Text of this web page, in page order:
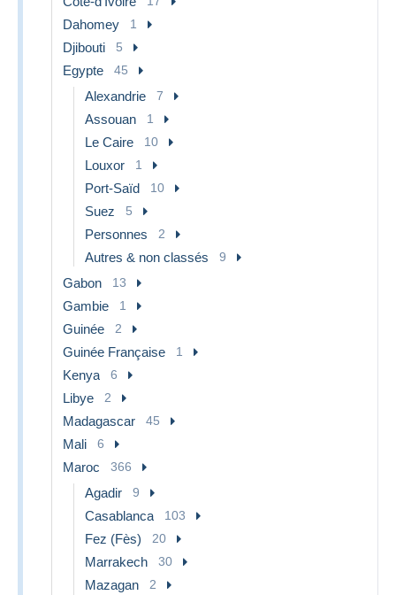
Dahomey 1
Djibouti 5
Egypte 45
Alexandrie 7
Assouan 1
Le Caire 10
Louxor 1
Port-Saïd 10
Suez 5
Personnes 2
Autres & non classés 9
Gabon 13
Gambie 1
Guinée 2
Guinée Française 1
Kenya 6
Libye 2
Madagascar 45
Mali 6
Maroc 366
Agadir 9
Casablanca 103
Fez (Fès) 20
Marrakech 30
Mazagan 2